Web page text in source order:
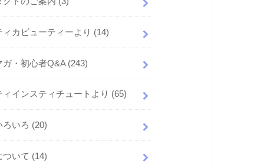
ィカビューティーより (14)
ガ・初心者Q&A (243)
ィインスティチュートより (65)
ろいろ (20)
ついて (14)